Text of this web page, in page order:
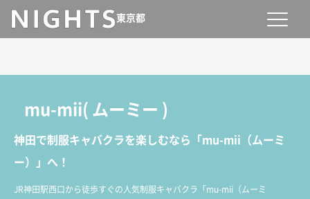
東京都
mu-mii( ムーミー )
神田で制服キャバクラを楽しむなら「mu-mii（ムーミ
ー）」へ！
JR神田駅西口から徒歩すぐの人気制服キャバクラ「mu-mii（ムーミ